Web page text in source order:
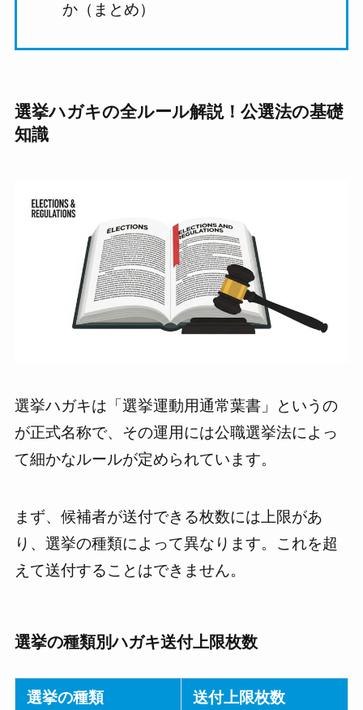
か（まとめ）
選挙ハガキの全ルール解説！公選法の基礎
知識
選挙ハガキは「選挙運動用通常葉書」というの
が正式名称で、その運用には公職選挙法によっ
て細かなルールが定められています。
まず、候補者が送付できる枚数には上限があ
り、選挙の種類によって異なります。これを超
えて送付することはできません。
選挙の種類別ハガキ送付上限枚数
選挙の種類 送付上限枚数